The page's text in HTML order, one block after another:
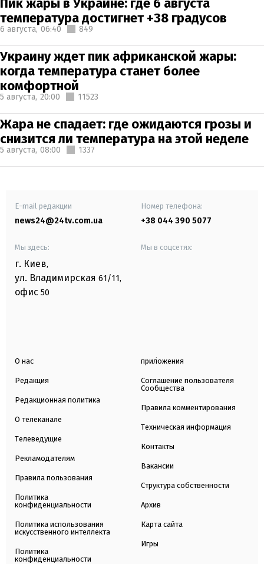
температура достигнет +38 градусов
6 августа, 06:40 849
Украину ждет пик африканской жары:
когда температура станет более
комфортной
5 августа, 20:00 11523
Жара не спадает: где ожидаются грозы и
снизится ли температура на этой неделе
5 августа, 08:00 1337
E-mail редакции
news24@24tv.com.ua
Номер телефона:
+38 044 390 5077
Мы здесь:
г. Киев,
ул. Владимирская 61/11,
офис 50
Мы в соцсетях:
О нас
Редакция
Редакционная политика
О телеканале
Телеведущие
Рекламодателям
Правила пользования
Политика
конфиденциальности
Политика использования
искусственного интеллекта
Политика
конфиденциальности
приложения
Соглашение пользователя
Сообщества
Правила комментирования
Техническая информация
Контакты
Вакансии
Структура собственности
Архив
Карта сайта
Игры